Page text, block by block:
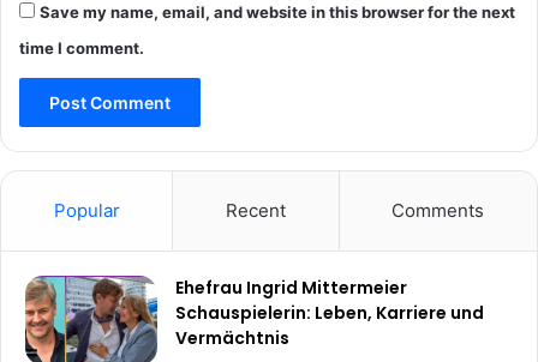
Save my name, email, and website in this browser for the next
time I comment.
Popular Recent Comments
Ehefrau Ingrid Mittermeier
Schauspielerin: Leben, Karriere und
Vermächtnis